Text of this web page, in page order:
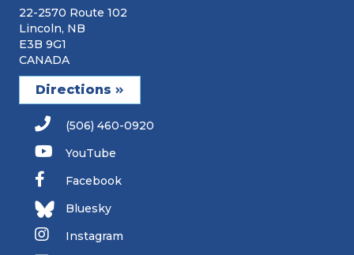
22-2570 Route 102
Lincoln, NB
E3B 9G1
CANADA
Directions
(506) 460-0920
YouTube
Facebook
Bluesky
Instagram